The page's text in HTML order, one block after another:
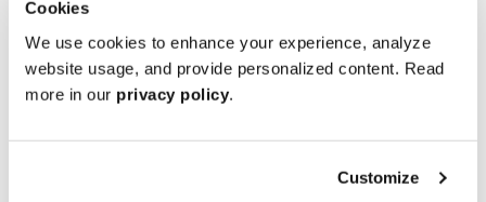
Cookies
We use cookies to enhance your experience, analyze
website usage, and provide personalized content. Read
more in our privacy policy.
Customize
Schwarzes Nappaleder